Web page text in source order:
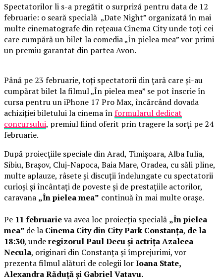
Spectatorilor li s-a pregătit o surpriză pentru data de 12
februarie: o seară specială „Date Night” organizată în mai
multe cinematografe din rețeaua Cinema City unde toți cei
care cumpără un bilet la comedia „În pielea mea” vor primi
un premiu garantat din partea Avon.
Până pe 23 februarie, toți spectatorii din țară care și-au
cumpărat bilet la filmul „În pielea mea” se pot înscrie în
cursa pentru un iPhone 17 Pro Max, încărcând dovada
achiziției biletului la cinema înformularul dedicat
concursului, premiul fiind oferit prin tragere la sorți pe 24
februarie.
După proiecțiile speciale din Arad, Timișoara, Alba Iulia,
Sibiu, Brașov, Cluj-Napoca, Baia Mare, Oradea, cu săli pline,
multe aplauze, râsete și discuții îndelungate cu spectatorii
curioși și încântați de poveste și de prestațiile actorilor,
caravana „În pielea mea” continuă în mai multe orașe.
Pe 11 februarieva avea loc proiecția specială „În pielea
mea” de la Cinema City din City Park Constanța, de la
18:30, underegizorul Paul Decu și actrița Azaleea
Necula, originari din Constanța și împrejurimi, vor
prezenta filmul alături de colegii lorIoana State,
Alexandra Răduță și Gabriel Vatavu.